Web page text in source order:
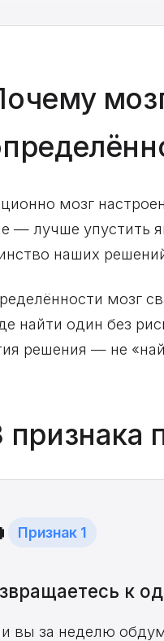
мозг
— лучше упустить
наших
мозг
найти один без
решения — не
признака
Признак 1
к
вы за неделю